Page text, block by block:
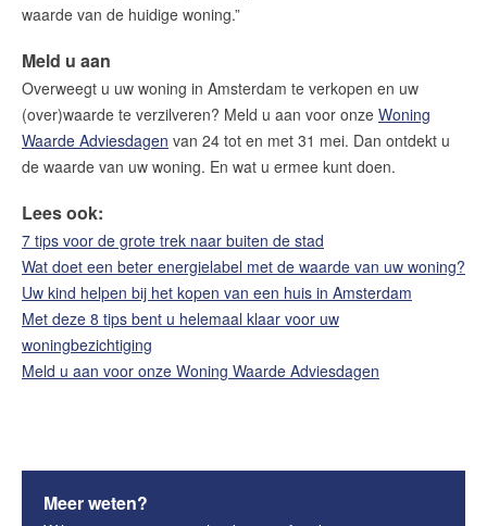
waarde van de huidige woning.”
Meld u aan
Overweegt u uw woning in Amsterdam te verkopen en uw
(over)waarde te verzilveren? Meld u aan voor onze Woning
Waarde Adviesdagen van 24 tot en met 31 mei. Dan ontdekt u
de waarde van uw woning. En wat u ermee kunt doen.
Lees ook:
7 tips voor de grote trek naar buiten de stad
Wat doet een beter energielabel met de waarde van uw woning?
Uw kind helpen bij het kopen van een huis in Amsterdam
Met deze 8 tips bent u helemaal klaar voor uw
woningbezichtiging
Meld u aan voor onze Woning Waarde Adviesdagen
Meer weten?